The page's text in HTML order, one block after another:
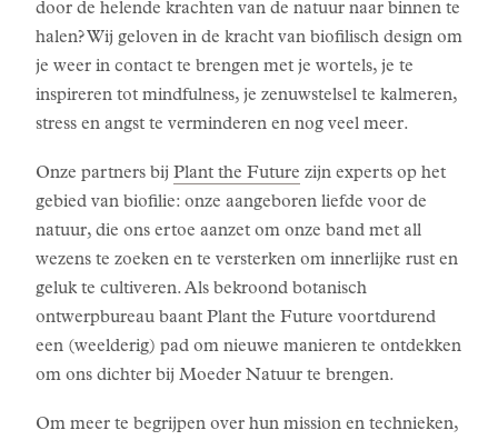
door de helende krachten van de natuur naar binnen te
halen? Wij geloven in de kracht van biofilisch design om
je weer in contact te brengen met je wortels, je te
inspireren tot mindfulness, je zenuwstelsel te kalmeren,
stress en angst te verminderen en nog veel meer.
Onze partners bij Plant the Future zijn experts op het
gebied van biofilie: onze aangeboren liefde voor de
natuur, die ons ertoe aanzet om onze band met all
wezens te zoeken en te versterken om innerlijke rust en
geluk te cultiveren. Als bekroond botanisch
ontwerpbureau baant Plant the Future voortdurend
een (weelderig) pad om nieuwe manieren te ontdekken
om ons dichter bij Moeder Natuur te brengen.
Om meer te begrijpen over hun mission en technieken,